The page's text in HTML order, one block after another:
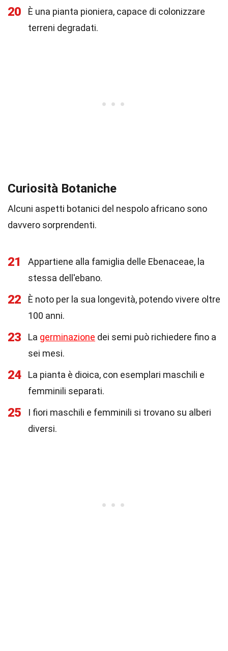
20
È una pianta pioniera, capace di colonizzare
terreni degradati.
Curiosità Botaniche
Alcuni aspetti botanici del nespolo africano sono
davvero sorprendenti.
21
Appartiene alla famiglia delle Ebenaceae, la
stessa dell'ebano.
22
È noto per la sua longevità, potendo vivere oltre
100 anni.
23 La germinazione dei semi può richiedere fino a
sei mesi.
24
La pianta è dioica, con esemplari maschili e
femminili separati.
25
I fiori maschili e femminili si trovano su alberi
diversi.